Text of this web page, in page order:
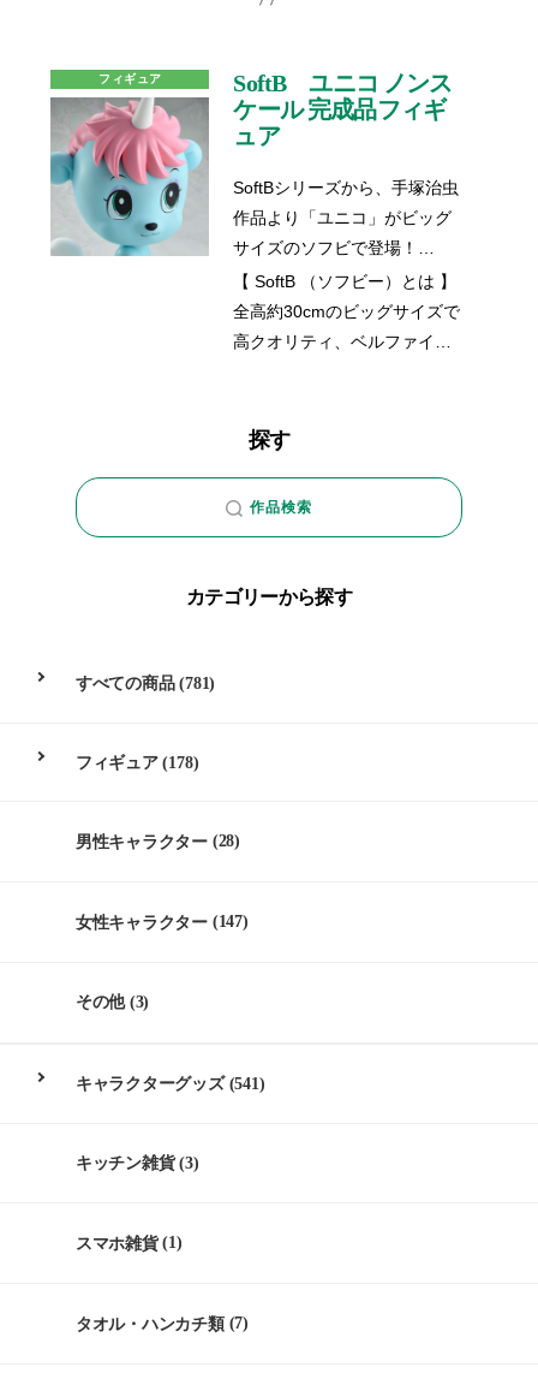
のお手元にお迎えください。
ください。
フィギュア
SoftB ユニコ ノンス
ケール 完成品フィギ
ュア
SoftBシリーズから、手塚治虫
作品より「ユニコ」がビッグ
サイズのソフビで登場！
圧巻のボリュームのユニコ
は、時空を超えて実際に飛び
出してきたかのような存在感
っても可愛らしいお部屋のオ
ブジェとしていかがでしょう
か。そんな愛らしいユニコを
是非あなたの元にお迎えくだ
【 SoftB （ソフビー）とは 】
全高約30cmのビッグサイズで
高クオリティ、ベルファイン
ー）」の展開が決定！記念す
ご注目ください。
探す
作品検索
カテゴリーから探す
すべての商品(781)
フィギュア(178)
男性キャラクター (28)
女性キャラクター (147)
その他(3)
キャラクターグッズ(541)
キッチン雑貨(3)
スマホ雑貨(1)
タオル・ハンカチ類(7)